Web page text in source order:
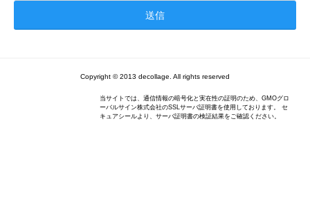
Copyright © 2013 decollage. All rights reserved
当サイトでは、通信情報の暗号化と実在性の証明のため、GMOグロ
ーバルサイン株式会社のSSLサーバ証明書を使用しております。 セ
キュアシールより、サーバ証明書の検証結果をご確認ください。